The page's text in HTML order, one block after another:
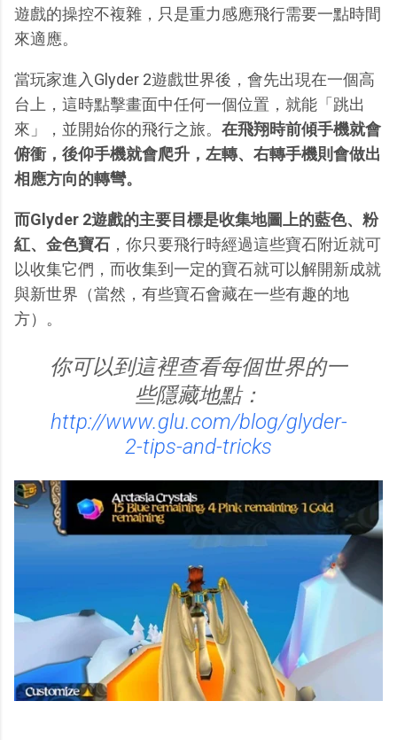
遊戲的操控不複雜，只是重力感應飛行需要一點時間
來適應。
當玩家進入Glyder 2遊戲世界後，會先出現在一個高
台上，這時點擊畫面中任何一個位置，就能「跳出
來」，並開始你的飛行之旅。 在飛翔時前傾手機就會
俯衝，後仰手機就會爬升，左轉、右轉手機則會做出
相應方向的轉彎。
而Glyder 2遊戲的主要目標是收集地圖上的藍色、粉
紅、金色寶石 ，你只要飛行時經過這些寶石附近就可
以收集它們，而收集到一定的寶石就可以解開新成就
與新世界（當然，有些寶石會藏在一些有趣的地
方）。
你可以到這裡查看每個世界的一
些隱藏地點：
http://www.glu.com/blog/glyder-
2-tips-and-tricks